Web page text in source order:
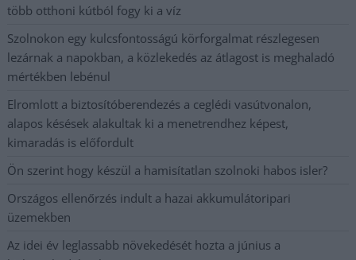
több otthoni kútból fogy ki a víz
Szolnokon egy kulcsfontosságú körforgalmat részlegesen
lezárnak a napokban, a közlekedés az átlagost is meghaladó
mértékben lebénul
Elromlott a biztosítóberendezés a ceglédi vasútvonalon,
alapos késések alakultak ki a menetrendhez képest,
kimaradás is előfordult
Ön szerint hogy készül a hamisítatlan szolnoki habos isler?
Országos ellenőrzés indult a hazai akkumulátoripari
üzemekben
Az idei év leglassabb növekedését hozta a június a